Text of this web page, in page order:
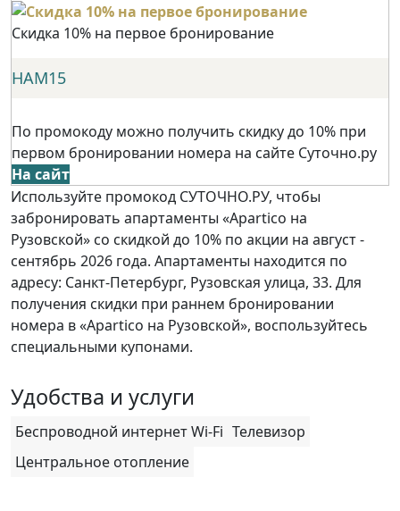
Скидка 10% на первое бронирование
НАМ15
По промокоду можно получить скидку до 10% при
первом бронировании номера на сайте Суточно.ру
На сайт
Используйте промокод СУТОЧНО.РУ, чтобы
забронировать апартаменты «Apartico на
Рузовской» со скидкой до 10% по акции на август -
сентябрь 2026 года. Апартаменты находится по
адресу: Санкт-Петербург, Рузовская улица, 33. Для
получения скидки при раннем бронировании
номера в «Apartico на Рузовской», воспользуйтесь
специальными купонами.
Удобства и услуги
Беспроводной интернет Wi-Fi Телевизор
Центральное отопление